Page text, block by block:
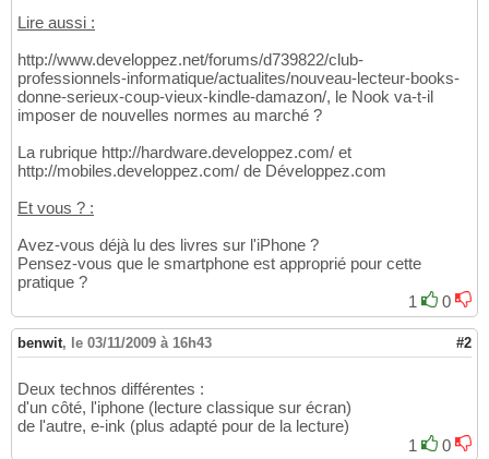
Lire aussi :
http://www.developpez.net/forums/d739822/club-
professionnels-informatique/actualites/nouveau-lecteur-books-
donne-serieux-coup-vieux-kindle-damazon/, le Nook va-t-il
imposer de nouvelles normes au marché ?
La rubrique http://hardware.developpez.com/ et
http://mobiles.developpez.com/ de Développez.com
Et vous ? :
Avez-vous déjà lu des livres sur l'iPhone ?
Pensez-vous que le smartphone est approprié pour cette
pratique ?
1
0
benwit, le 03/11/2009 à 16h43 #2
Deux technos différentes :
d'un côté, l'iphone (lecture classique sur écran)
de l'autre, e-ink (plus adapté pour de la lecture)
1
0